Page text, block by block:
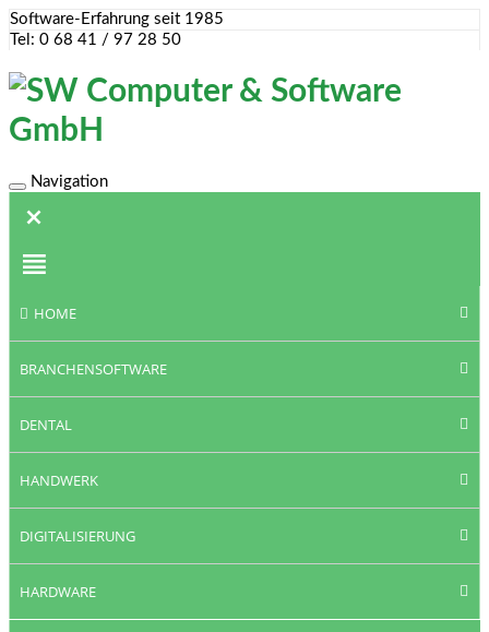
Software-Erfahrung seit 1985
Tel: 0 68 41 / 97 28 50
Toggle
navigation
Navigation
HOME
BRANCHENSOFTWARE
DENTAL
HANDWERK
DIGITALISIERUNG
HARDWARE